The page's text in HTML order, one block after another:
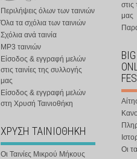
Περιλήψεις όλων των ταινιών
Όλα τα σχόλια των ταινιών
Σχόλια ανά ταινία
MP3 ταινιών
Είσοδος & εγγραφή μελών
στις ταινίες της συλλογής
μας
Είσοδος & εγγραφή μελών
στη Χρυσή Ταινιοθήκη
ΧΡΥΣΗ ΤΑΙΝΙΟΘΗΚΗ
Οι Ταινίες Μικρού Μήκους
στις
μας
Οι